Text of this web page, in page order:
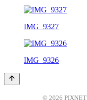
IMG_9327
IMG_9326
© 2026 PIXNET